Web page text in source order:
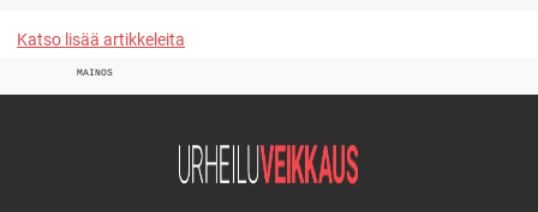
Katso lisää artikkeleita
MAINOS